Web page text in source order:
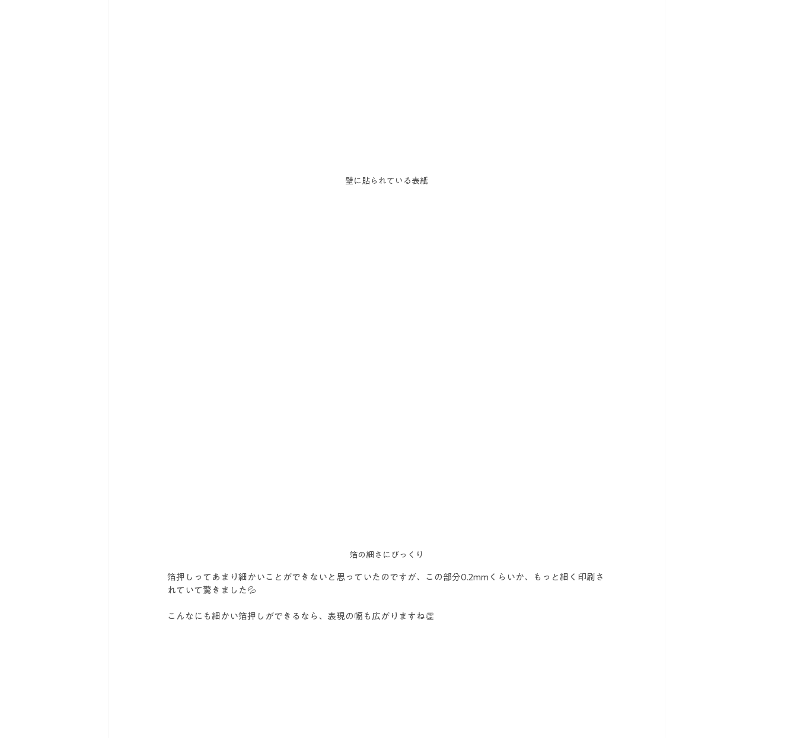
壁に貼られている表紙
箔の細さにびっくり
箔押しってあまり細かいことができないと思っていたのですが、この部分0.2mmくらいか、もっと細く印刷さ
れていて驚きました💦
こんなにも細かい箔押しができるなら、表現の幅も広がりますね👏